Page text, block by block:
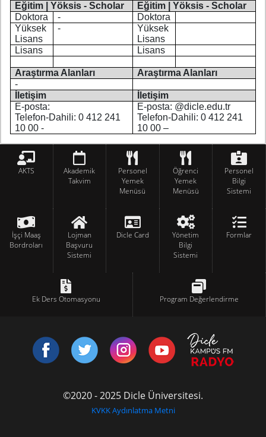
Eğitim | Yöksis - Scholar
Eğitim | Yöksis - Scholar
Doktora
-
Doktora
Yüksek
Lisans
-
Yüksek
Lisans
Lisans
Lisans
Araştırma Alanları
Araştırma Alanları
-
İletişim
İletişim
E-posta:
Telefon-Dahili: 0 412 241
10 00 -
E-posta: @dicle.edu.tr
Telefon-Dahili: 0 412 241
10 00 –
AKTS
Akademik
Takvim
Personel
Yemek
Menüsü
Öğrenci
Yemek
Menüsü
Personel
Bilgi
Sistemi
İşçi Maaş
Bordroları
Lojman
Başvuru
Sistemi
Dicle Card
Yönetim
Bilgi
Sistemi
Formlar
Ek Ders Otomasyonu Program Değerlendirme
©2020 - 2025 Dicle Üniversitesi.
KVKK Aydınlatma Metni